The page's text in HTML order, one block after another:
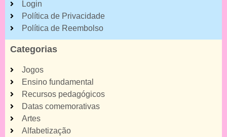
Login
Política de Privacidade
Política de Reembolso
Categorias
Jogos
Ensino fundamental
Recursos pedagógicos
Datas comemorativas
Artes
Alfabetização